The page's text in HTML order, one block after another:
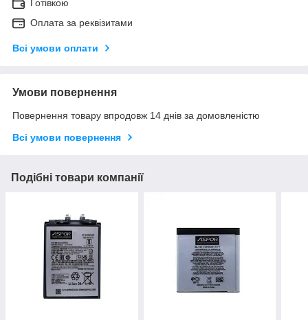
Готівкою
Оплата за реквізитами
Всі умови оплати
Умови повернення
Повернення товару впродовж 14 днів за домовленістю
Всі умови повернення
Подібні товари компанії